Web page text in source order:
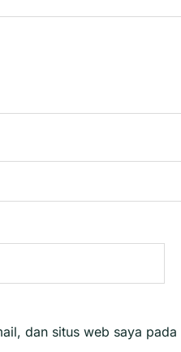
dan situs web saya